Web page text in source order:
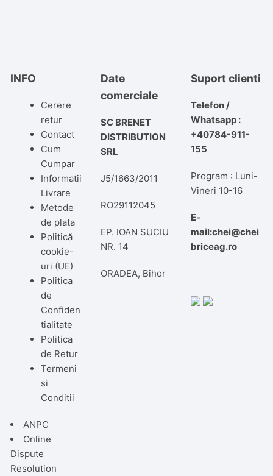
INFO
Cerere
retur
Contact
Cum
Cumpar
Informatii
Livrare
Metode
de plata
Politică
cookie-
uri (UE)
Politica
de
Confiden
tialitate
Politica
de Retur
Termeni
si
Conditii
ANPC
Online
Dispute
Resolution
Date
comerciale
SC BRENET
DISTRIBUTION
SRL
J5/1663/2011
RO29112045
EP. IOAN SUCIU
NR. 14
ORADEA, Bihor
Suport clienti
Telefon /
Whatsapp :
+40784-911-
155
Program : Luni-
Vineri 10-16
E-
mail:chei@chei
briceag.ro